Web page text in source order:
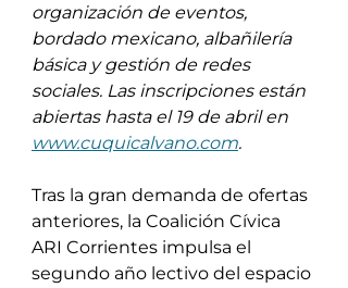
organización de eventos,
bordado mexicano, albañilería
básica y gestión de redes
sociales. Las inscripciones están
abiertas hasta el 19 de abril en
www.cuquicalvano.com.
Tras la gran demanda de ofertas
anteriores, la Coalición Cívica
ARI Corrientes impulsa el
segundo año lectivo del espacio